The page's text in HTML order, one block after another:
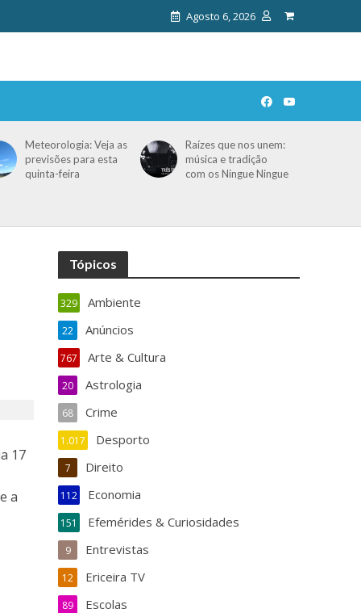
Agosto 6, 2026
Meteorologia: Veja as
previsões para esta
quinta-feira
Raízes que nos unem:
música e tradição
com os Ningue Ningue
17
a
Tópicos
Ambiente
329
Anúncios
22
Arte & Cultura
767
Astrologia
20
Crime
68
Desporto
1.017
Direito
7
Economia
112
Efemérides & Curiosidades
151
Entrevistas
9
Ericeira TV
12
Escolas
89